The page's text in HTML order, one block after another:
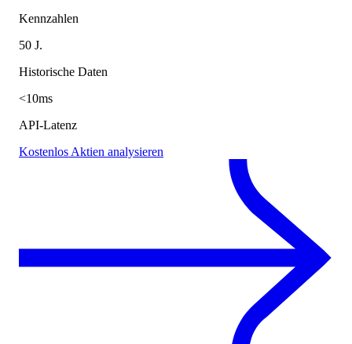
Kennzahlen
50 J.
Historische Daten
<10ms
API-Latenz
Kostenlos Aktien analysieren